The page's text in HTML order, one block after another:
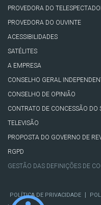
PROVEDORA DO
PROVEDORA DO OUVINTE
ACESSIBILIDADES
SATÉLITES
A EMPRESA
CONSELHO GERAL
CONSELHO DE OPINIÃO
CONTRATO DE CONCESSÃO DO
TELEVISÃO
PROPOSTA DO GOVERNO DE
RGPD
GESTÃO DAS DEFINIÇÕES DE
POLÍTICA DE PRIVACIDADE